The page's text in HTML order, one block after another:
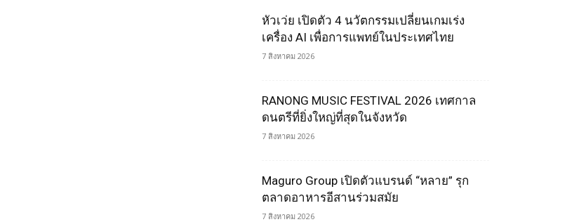
หัวเว่ย เปิดตัว 4 นวัตกรรมเปลี่ยนเกมเร่ง
เครื่อง AI เพื่อการแพทย์ในประเทศไทย
7 สิงหาคม 2026
RANONG MUSIC FESTIVAL 2026 เทศกาล
ดนตรีที่ยิ่งใหญ่ที่สุดในจังหวัด
7 สิงหาคม 2026
Maguro Group เปิดตัวแบรนด์ “หลาย” รุก
ตลาดอาหารอีสานร่วมสมัย
7 สิงหาคม 2026